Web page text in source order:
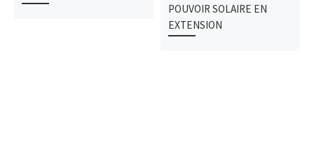
POUVOIR SOLAIRE EN
EXTENSION